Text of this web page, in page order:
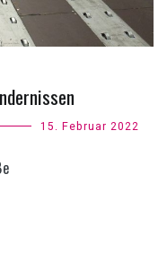
15. Februar 2022